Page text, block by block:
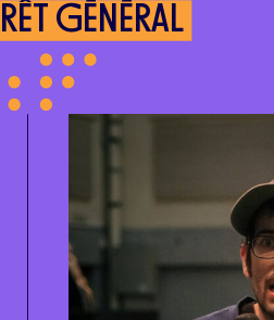
GÉNÉRAL